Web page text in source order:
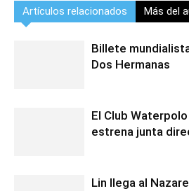
Artículos relacionados Más del
Billete
Dos Hermanas
El Club
estrena junta
Lin llega al